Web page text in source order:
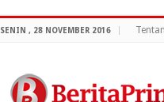
SENIN , 28 NOVEMBER 2016